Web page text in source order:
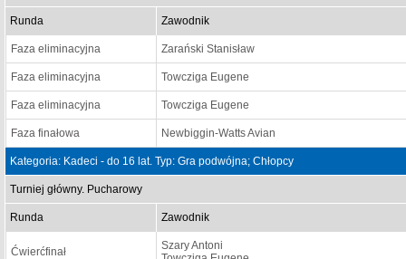
Runda Zawodnik
Faza eliminacyjna Zarański Stanisław
Faza eliminacyjna Towcziga Eugene
Faza eliminacyjna Towcziga Eugene
Faza finałowa Newbiggin-Watts Avian
Kategoria: Kadeci - do 16 lat. Typ: Gra podwójna; Chłopcy
Turniej główny. Pucharowy
Runda Zawodnik
Ćwierćfinał
Szary Antoni